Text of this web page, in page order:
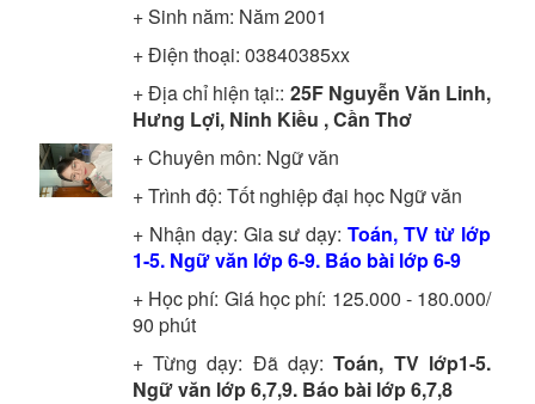
+ Sinh năm: Năm 2001
+ Điện thoại: 03840385xx
+ Địa chỉ hiện tại:: 25F Nguyễn Văn Linh,
Hưng Lợi, Ninh Kiều , Cần Thơ
+ Chuyên môn: Ngữ văn
+ Trình độ: Tốt nghiệp đại học Ngữ văn
+ Nhận dạy: Gia sư dạy:Toán, TV từ lớp
1-5. Ngữ văn lớp 6-9. Báo bài lớp 6-9
+ Học phí: Giá học phí: 125.000 - 180.000/
90 phút
+ Từng dạy: Đã dạy:Toán, TV lớp1-5.
Ngữ văn lớp 6,7,9. Báo bài lớp 6,7,8